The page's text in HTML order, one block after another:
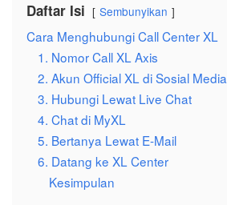
Daftar Isi Sembunyikan
Cara Menghubungi Call Center XL
1. Nomor Call XL Axis
2. Akun Official XL di Sosial Media
3. Hubungi Lewat Live Chat
4. Chat di MyXL
5. Bertanya Lewat E-Mail
6. Datang ke XL Center
Kesimpulan